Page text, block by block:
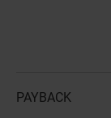
PAYBACK